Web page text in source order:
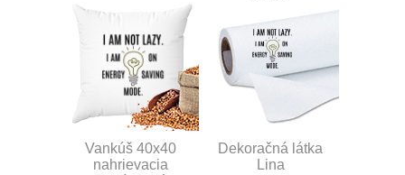
Vankúš 40x40
nahrievacia
Dekoračná látka
Lina